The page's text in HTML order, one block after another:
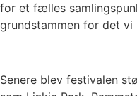
for et fælles
grundstammen for det vi
Senere blev festivalen